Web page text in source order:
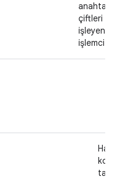
anahtar/
çiftleri
işleyen
işlemci.